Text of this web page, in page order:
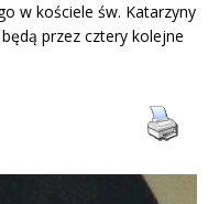
w kościele św. Katarzyny
przez cztery kolejne